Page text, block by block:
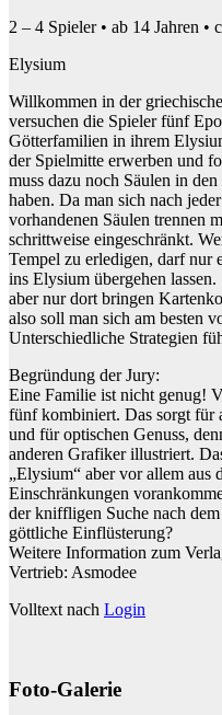
2 – 4 Spieler • ab 14 Jahren •
Elysium
Willkommen in der
versuchen die Spieler fünf
Götterfamilien in ihrem
der Spielmitte erwerben und
muss dazu noch Säulen in
haben. Da man sich nach
vorhandenen Säulen trennen
schrittweise eingeschränkt.
Tempel zu erledigen, darf nur
ins Elysium übergehen
aber nur dort bringen
also soll man sich am besten
Unterschiedliche Strategien
Begründung der Jury:
Eine Familie ist nicht genug!
fünf kombiniert. Das sorgt für
und für optischen Genuss,
anderen Grafiker illustriert.
„Elysium“ aber vor allem aus
Einschränkungen
der kniffligen Suche nach
göttliche Einflüsterung?
Weitere Information zum
Vertrieb: Asmodee
Volltext nach Login
Foto-Galerie